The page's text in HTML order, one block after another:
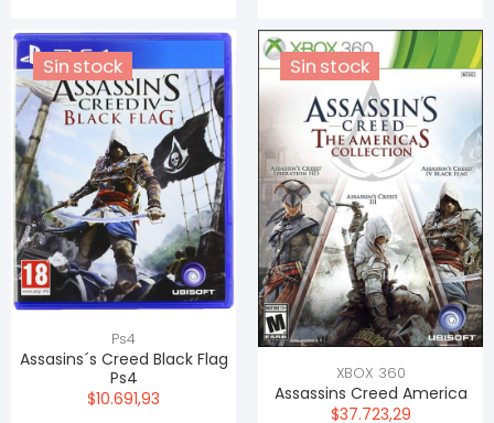
Sin stock
Ps4
Assasins´s Creed Black Flag
Ps4
$10.691,93
Sin stock
XBOX 360
Assassins Creed America
$37.723,29